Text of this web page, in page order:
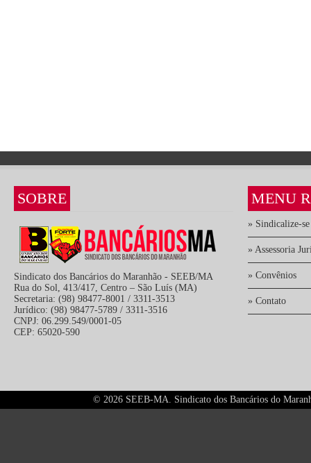
SOBRE
Sindicato dos Bancários do Maranhão - SEEB/MA
Rua do Sol, 413/417, Centro – São Luís (MA)
Secretaria: (98) 98477-8001 / 3311-3513
Jurídico: (98) 98477-5789 / 3311-3516
CNPJ: 06.299.549/0001-05
CEP: 65020-590
MENU
» Sindicalize-se
» Assessoria
» Convênios
» Contato
© 2026 SEEB-MA. Sindicato dos Bancários do